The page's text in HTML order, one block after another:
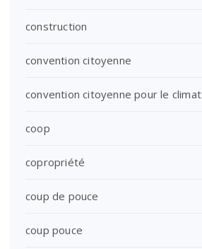
construction
convention citoyenne
convention citoyenne pour le climat
coop
copropriété
coup de pouce
coup pouce